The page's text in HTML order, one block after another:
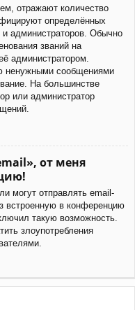
отражают количество
определённых
администраторов. Обычно
званий на
администратором.
ненужными сообщениями
На большинстве
или администратор
от меня
могут отправлять email-
встроенную в конференцию
такую возможность.
злоупотребления